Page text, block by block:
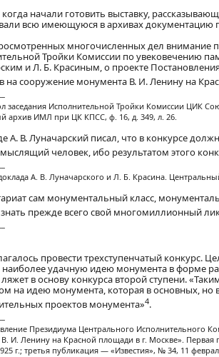
когда начали готовить выставку,
всю имеющуюся в архивах документацию
многочисленных дел внимание
Тройки Комиссии по увековечению
и Л. Б. Красиным, о проекте
на сооружение монумента В. И. Ленину на
заседания Исполнительной Тройки Комиссии ЦИК
архив ИМЛ при ЦК КПСС, ф. 16, д. 349, л. 26.
А. В. Луначарский писал, что в конкурсе
человек, ибо результатом этого
А. В. Луначарского и Л. Б. Красина.
сам монументальный класс,
прежде всего свой многомиллионный
провести трехступенчатый конкурс.
наиболее удачную идею монумента в форме
в основу конкурса второй ступени.
на идею монумента, которая в основных,
проектов монумента»4.
Президиума Центрального Исполнительного
И. Ленину на Красной площади в г. Москве». Первая
г.; третья публикация — «Известия», № 34, 11